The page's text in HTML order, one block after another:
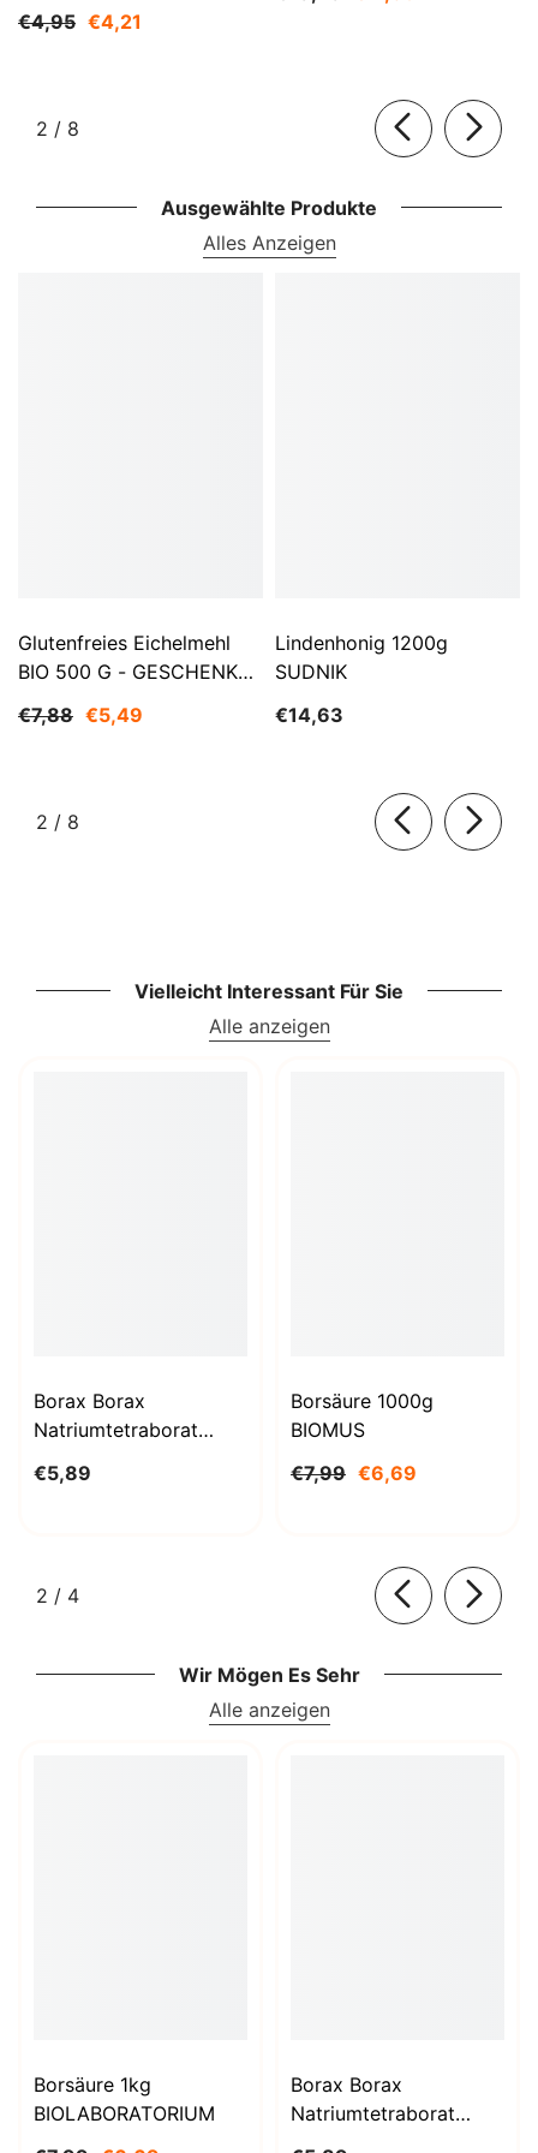
€4,95 €4,21
2 / von
8
Ausgewählte Produkte
Alles Anzeigen
Glutenfreies Eichelmehl
BIO 500 G - GESCHENKE
€7,88 €5,49
Lindenhonig 1200g
SUDNIK
€14,63
2 / von
8
Vielleicht Interessant Für Sie
Alle anzeigen
Borax Borax
Natriumtetraborat
STANLAB
€5,89
Borsäure 1000g
BIOMUS
€7,99 €6,69
2 / von
4
Wir Mögen Es Sehr
Alle anzeigen
Borsäure 1kg
BIOLABORATORIUM
Borax Borax
Natriumtetraborat